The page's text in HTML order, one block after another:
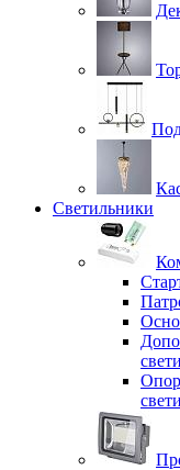
Светильники